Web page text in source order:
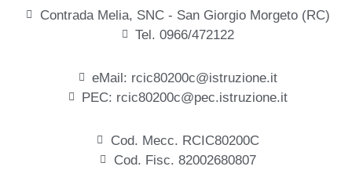
Contrada Melia, SNC - San Giorgio Morgeto (RC)
Tel. 0966/472122
eMail: rcic80200c@istruzione.it
PEC: rcic80200c@pec.istruzione.it
Cod. Mecc. RCIC80200C
Cod. Fisc. 82002680807